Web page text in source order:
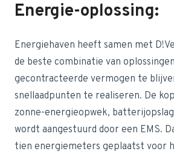
Energie-oplossing:
Energiehaven heeft samen met
de beste combinatie van
gecontracteerde vermogen te
snellaadpunten te realiseren. De
zonne-energieopwek,
wordt aangestuurd door een EMS.
tien energiemeters geplaatst voor